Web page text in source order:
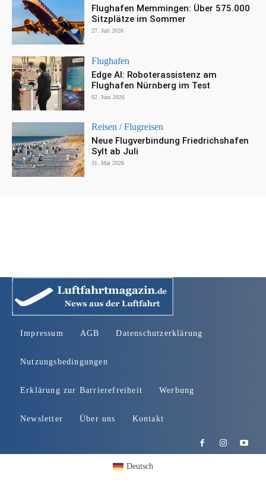
Flughafen Memmingen: Über 575.000
Sitzplätze im Sommer
27. Juli 2026
Flughafen
Edge AI: Roboterassistenz am
Flughafen Nürnberg im Test
02. Juni 2026
Reisen / Flugreisen
Neue Flugverbindung Friedrichshafen
Sylt ab Juli
31. Mai 2026
Impressum AGB Datenschutzerklärung
Nutzungsbedingungen
Erklärung zur Barrierefreiheit Werbung
Newsletter Über uns Kontakt
Deutsch